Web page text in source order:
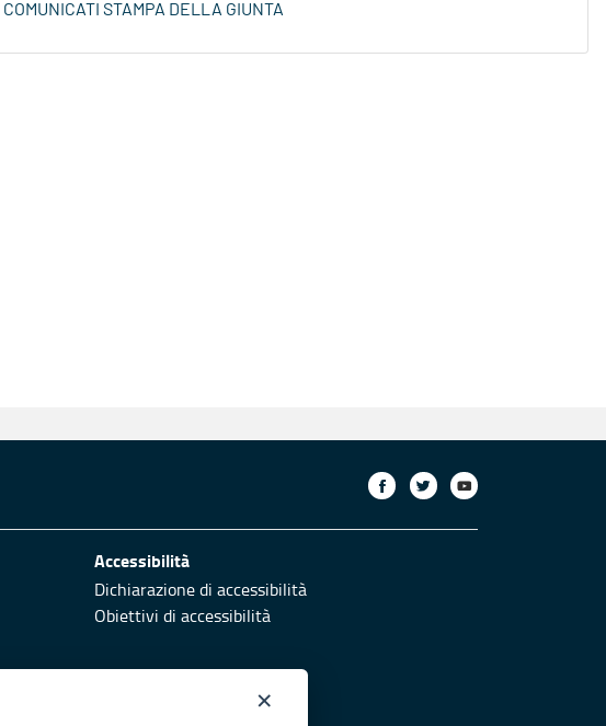
COMUNICATI STAMPA DELLA GIUNTA
Accessibilità
Dichiarazione di accessibilità
Obiettivi di accessibilità
×